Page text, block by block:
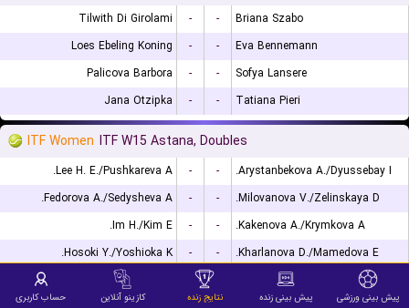
Tilwith Di Girolami - -
Briana Szabo
Loes Ebeling Koning
- -
Eva Bennemann
Palicova Barbora
- -
Sofya Lansere
Jana Otzipka
- - Tatiana Pieri
ITF Women ITF W15 Astana, Doubles
Lee H. E./Pushkareva A. - -
Arystanbekova A./Dyussebay I.
Fedorova A./Sedysheva A.
- -
Milovanova V./Zelinskaya D.
Im H./Kim E.
- -
Kakenova A./Krymkova A.
Hosoki Y./Yoshioka K.
- - Kharlanova D./Mamedova E.
ITF Women ITF W35 Southaven, Doubles پیش بینی ورزشی پیش بینی زنده نتایج زنده کازینو آنلاین حساب کاربری